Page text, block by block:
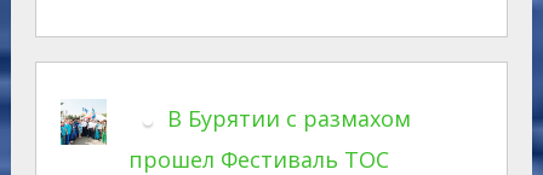
В Бурятии с размахом
прошел Фестиваль ТОС